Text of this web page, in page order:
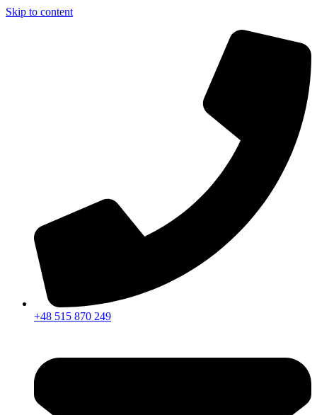
Skip to content
+48 515 870 249